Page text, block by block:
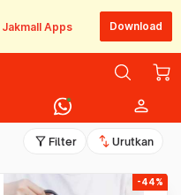
Jakmall Apps Download
person
filter_alt Filter swap_vert Urutkan
-44%